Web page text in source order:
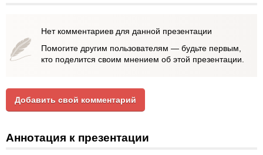
Нет комментариев для данной презентации
Помогите другим пользователям — будьте первым,
кто поделится своим мнением об этой презентации.
Добавить свой комментарий
Аннотация к презентации